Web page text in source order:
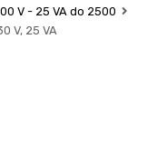
V - 25 VA do 2500
V, 25 VA